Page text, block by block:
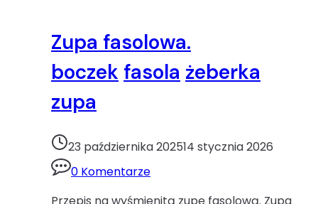
orzeszki
Zupa fasolowa.
boczek fasola żeberka
zupa
23 października 202514 stycznia 2026
0 Komentarze